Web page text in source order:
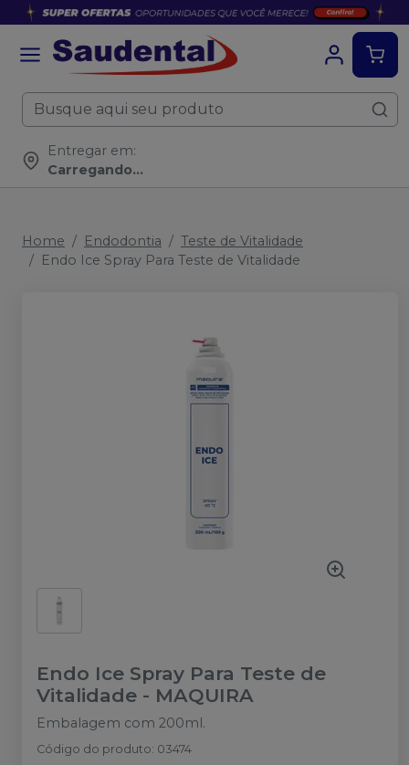
Entregar em:
Carregando...
Home Endodontia
Teste de Vitalidade
Endo Ice Spray Para Teste de Vitalidade
Endo Ice Spray Para Teste de
Vitalidade - MAQUIRA
Embalagem com 200ml.
Código do produto: 03474